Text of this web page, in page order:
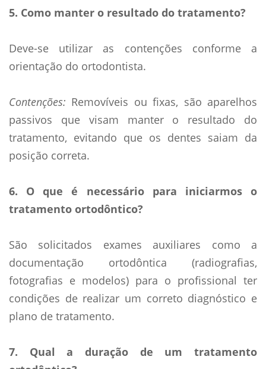
5. Como manter o resultado do tratamento?
Deve-se utilizar as contenções conforme a
orientação do ortodontista.
Contenções: Removí­veis ou fixas, são aparelhos
passivos que visam manter o resultado do
tratamento, evitando que os dentes saiam da
posição correta.
6. O que é necessário para iniciarmos o
tratamento ortodôntico?
São solicitados exames auxiliares como a
documentação ortodôntica (radiografias,
fotografias e modelos) para o profissional ter
condições de realizar um correto diagnóstico e
plano de tratamento.
7. Qual a duração de um tratamento